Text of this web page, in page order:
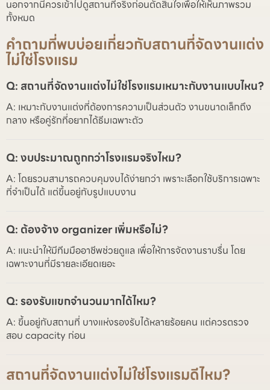
นอกจากนี้ควรเข้าไปดูสถานที่จริงก่อนตัดสินใจเพื่อให้เห็นภาพรวม
ทั้งหมด
คำถามที่พบบ่อยเกี่ยวกับสถานที่จัดงานแต่ง
ไม่ใช่โรงแรม
Q: สถานที่จัดงานแต่งไม่ใช่โรงแรมเหมาะกับงานแบบไหน?
A: เหมาะกับงานแต่งที่ต้องการความเป็นส่วนตัว งานขนาดเล็กถึง
กลาง หรือคู่รักที่อยากได้ธีมเฉพาะตัว
Q: งบประมาณถูกกว่าโรงแรมจริงไหม?
A: โดยรวมสามารถควบคุมงบได้ง่ายกว่า เพราะเลือกใช้บริการเฉพาะ
ที่จำเป็นได้ แต่ขึ้นอยู่กับรูปแบบงาน
Q: ต้องจ้าง organizer เพิ่มหรือไม่?
A: แนะนำให้มีทีมมืออาชีพช่วยดูแล เพื่อให้การจัดงานราบรื่น โดย
เฉพาะงานที่มีรายละเอียดเยอะ
Q: รองรับแขกจำนวนมากได้ไหม?
A: ขึ้นอยู่กับสถานที่ บางแห่งรองรับได้หลายร้อยคน แต่ควรตรวจ
สอบ capacity ก่อน
สถานที่จัดงานแต่งไม่ใช่โรงแรมดีไหม?